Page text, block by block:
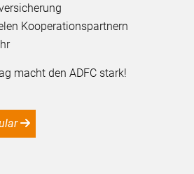
Kooperationspartnern
macht den ADFC stark!